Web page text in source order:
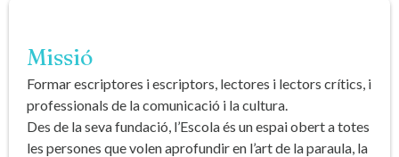
Missió
Formar escriptores i escriptors, lectores i lectors crítics, i
professionals de la comunicació i la cultura.
Des de la seva fundació, l’Escola és un espai obert a totes
les persones que volen aprofundir en l’art de la paraula, la